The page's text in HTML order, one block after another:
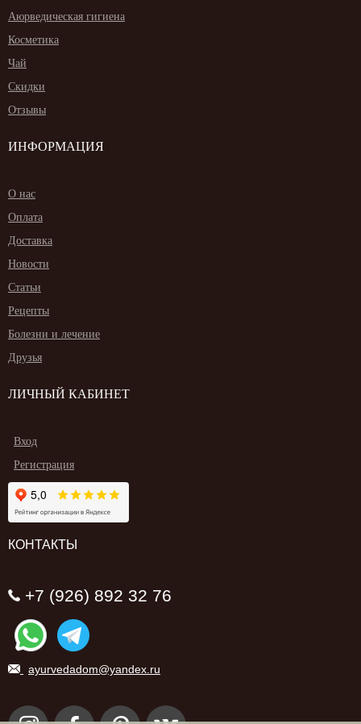
Аюрведическая гигиена
Косметика
Чай
Скидки
Отзывы
ИНФОРМАЦИЯ
О нас
Оплата
Доставка
Новости
Статьи
Рецепты
Болезни и лечение
Друзья
ЛИЧНЫЙ КАБИНЕТ
Вход
Регистрация
КОНТАКТЫ
+7 (926) 892 32 76
ayurvedadom@yandex.ru